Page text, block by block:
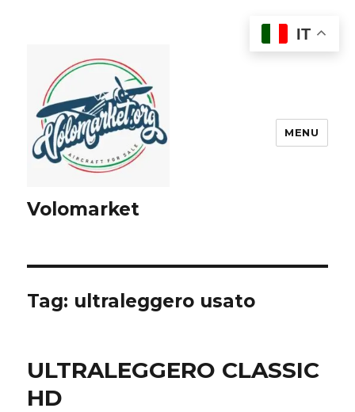
Volomarket
MENU
Tag: ultraleggero usato
ULTRALEGGERO CLASSIC
HD
IT